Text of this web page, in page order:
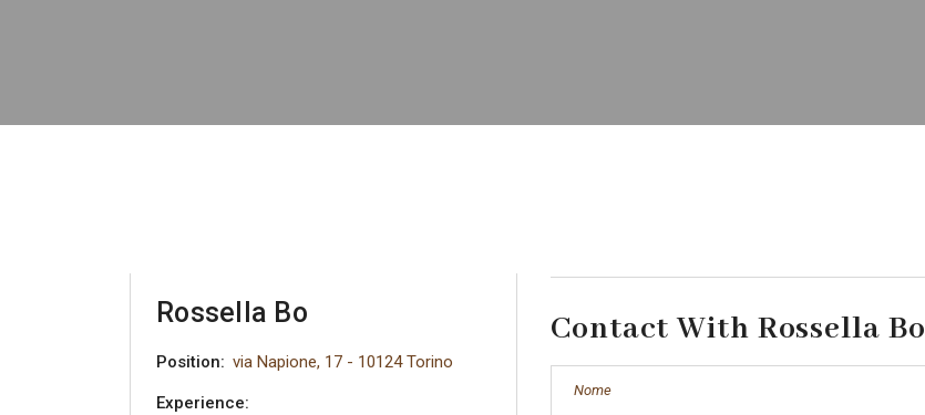
Rossella Bo
Position: via Napione, 17 - 10124 Torino
Experience:
Contact With Rossella Bo